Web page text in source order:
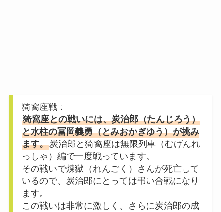
猗窩座戦：
猗窩座との戦いには、炭治郎（たんじろう）
と水柱の冨岡義勇（とみおかぎゆう）が挑み
ます。炭治郎と猗窩座は無限列車（むげんれ
っしゃ）編で一度戦っています。
その戦いで煉獄（れんごく）さんが死亡して
いるので、炭治郎にとっては弔い合戦になり
ます。
この戦いは非常に激しく、さらに炭治郎の成